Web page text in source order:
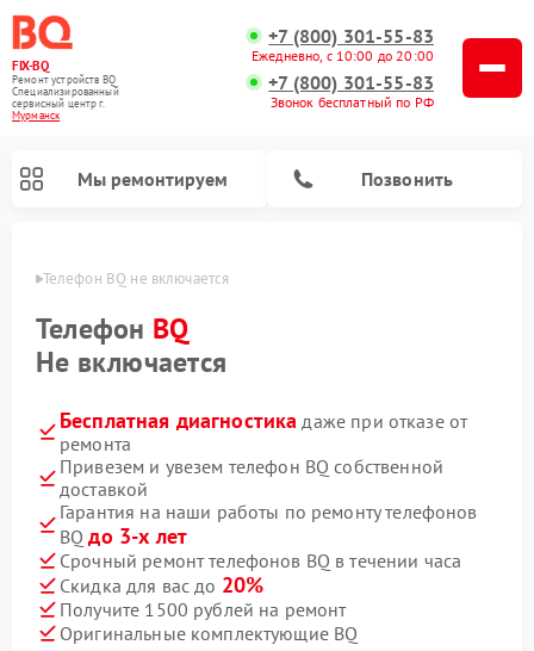
FIX-BQ
Ремонт устройств BQ
Специализированный
cервисный центр г.
Мурманск
+7 (800) 301-55-83
Ежедневно, с 10:00 до 20:00
+7 (800) 301-55-83
Звонок бесплатный по РФ
Мы ремонтируем Позвонить
Телефон BQ не включается
Телефон BQ
Не включается
Бесплатная диагностика даже при отказе от
ремонта
Привезем и увезем телефон BQ собственной
доставкой
Гарантия на наши работы по ремонту телефонов
BQдо 3-х лет
Срочный ремонт телефонов BQ в течении часа
Скидка для вас до 20%
Получите 1500 рублей на ремонт
Оригинальные комплектующие BQ